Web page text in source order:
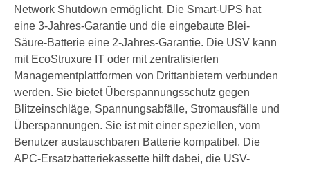
Network Shutdown ermöglicht. Die Smart-UPS hat
eine 3-Jahres-Garantie und die eingebaute Blei-
Säure-Batterie eine 2-Jahres-Garantie. Die USV kann
mit EcoStruxure IT oder mit zentralisierten
Managementplattformen von Drittanbietern verbunden
werden. Sie bietet Überspannungsschutz gegen
Blitzeinschläge, Spannungsabfälle, Stromausfälle und
Überspannungen. Sie ist mit einer speziellen, vom
Benutzer austauschbaren Batterie kompatibel. Die
APC-Ersatzbatteriekassette hilft dabei, die USV-